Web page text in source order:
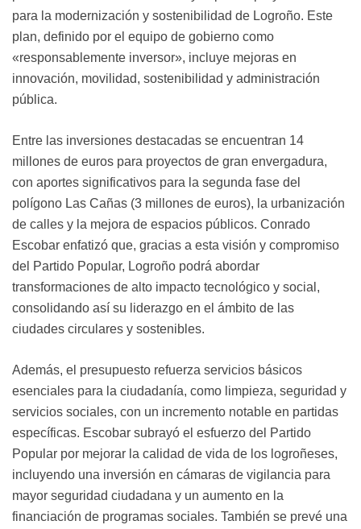
para la modernización y sostenibilidad de Logroño. Este
plan, definido por el equipo de gobierno como
«responsablemente inversor», incluye mejoras en
innovación, movilidad, sostenibilidad y administración
pública.
Entre las inversiones destacadas se encuentran 14
millones de euros para proyectos de gran envergadura,
con aportes significativos para la segunda fase del
polígono Las Cañas (3 millones de euros), la urbanización
de calles y la mejora de espacios públicos. Conrado
Escobar enfatizó que, gracias a esta visión y compromiso
del Partido Popular, Logroño podrá abordar
transformaciones de alto impacto tecnológico y social,
consolidando así su liderazgo en el ámbito de las
ciudades circulares y sostenibles.
Además, el presupuesto refuerza servicios básicos
esenciales para la ciudadanía, como limpieza, seguridad y
servicios sociales, con un incremento notable en partidas
específicas. Escobar subrayó el esfuerzo del Partido
Popular por mejorar la calidad de vida de los logroñeses,
incluyendo una inversión en cámaras de vigilancia para
mayor seguridad ciudadana y un aumento en la
financiación de programas sociales. También se prevé una